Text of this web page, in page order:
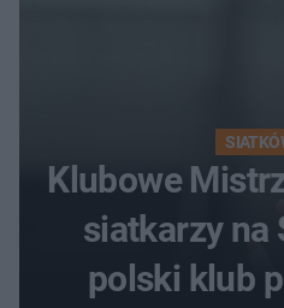
Klubowe
siatkarzy na
polski klub